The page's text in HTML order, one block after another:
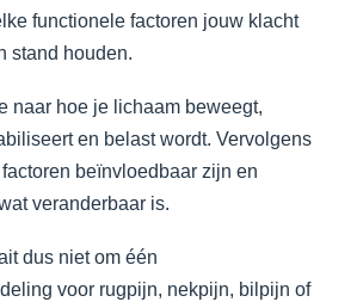
functionele factoren jouw klacht
stand houden.
naar hoe je lichaam beweegt,
en belast wordt. Vervolgens
beïnvloedbaar zijn en
veranderbaar is.
dus niet om één
voor rugpijn, nekpijn, bilpijn of